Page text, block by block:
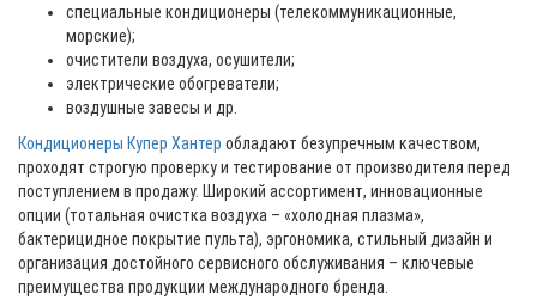
специальные кондиционеры (телекоммуникационные,
морские);
очистители воздуха, осушители;
электрические обогреватели;
воздушные завесы и др.
Кондиционеры Купер Хантер обладают безупречным качеством,
проходят строгую проверку и тестирование от производителя перед
поступлением в продажу. Широкий ассортимент, инновационные
опции (тотальная очистка воздуха – «холодная плазма»,
бактерицидное покрытие пульта), эргономика, стильный дизайн и
организация достойного сервисного обслуживания – ключевые
преимущества продукции международного бренда.